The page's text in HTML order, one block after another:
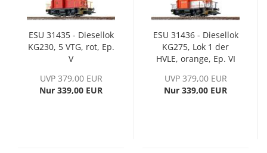
ESU 31435 - Diesellok
KG230, 5 VTG, rot, Ep.
V
UVP 379,00 EUR
Nur 339,00 EUR
ESU 31436 - Diesellok
KG275, Lok 1 der
HVLE, orange, Ep. VI
UVP 379,00 EUR
Nur 339,00 EUR